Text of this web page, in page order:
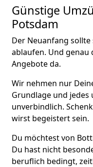
Günstige
Potsdam
Der Neuanfang
ablaufen. Und genau
Angebote da.
Wir nehmen nur
Grundlage und
unverbindlich.
wirst begeistert sein.
Du möchtest von
Du hast nicht
beruflich bedingt,